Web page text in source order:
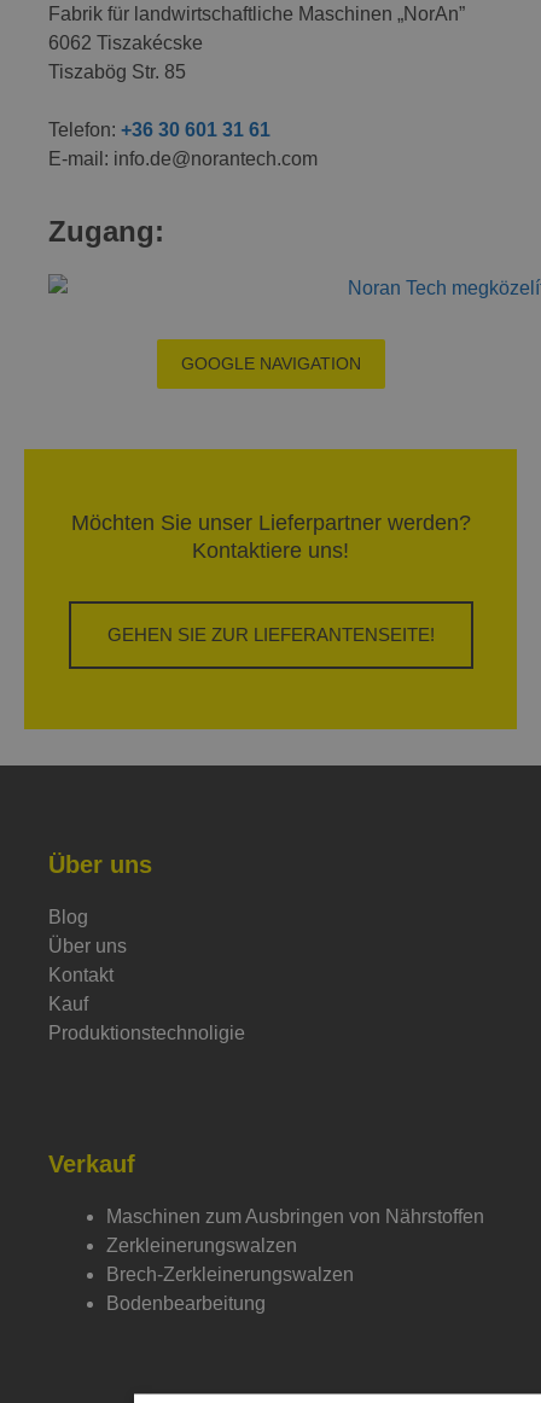
Fabrik für landwirtschaftliche Maschinen „NorAn”
6062 Tiszakécske
Tiszabög Str. 85
Telefon: +36 30 601 31 61
E-mail: info.de@norantech.com
Zugang:
GOOGLE NAVIGATION
Möchten Sie unser Lieferpartner werden?
Kontaktiere uns!
GEHEN SIE ZUR LIEFERANTENSEITE!
Über uns
Blog
Über uns
Kontakt
Kauf
Produktionstechnoligie
Verkauf
Maschinen zum Ausbringen von Nährstoffen
Zerkleinerungswalzen
Brech-Zerkleinerungswalzen
Bodenbearbeitung